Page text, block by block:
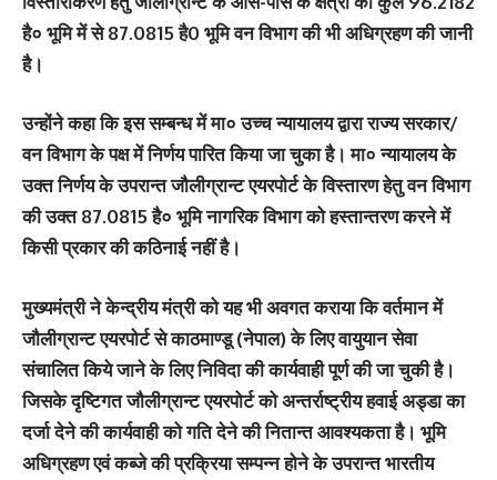
है० भूमि में से 87.0815 है0 भूमि वन विभाग की भी अधिग्रहण की जानी
है।
उन्होंने कहा कि इस सम्बन्ध में मा० उच्च न्यायालय द्वारा राज्य सरकार/
वन विभाग के पक्ष में निर्णय पारित किया जा चुका है। मा० न्यायालय के
उक्त निर्णय के उपरान्त जौलीग्रान्ट एयरपोर्ट के विस्तारण हेतु वन विभाग
की उक्त 87.0815 है० भूमि नागरिक विभाग को हस्तान्तरण करने में
किसी प्रकार की कठिनाई नहीं है।
मुख्यमंत्री ने केन्द्रीय मंत्री को यह भी अवगत कराया कि वर्तमान में
जौलीग्रान्ट एयरपोर्ट से काठमाण्डू (नेपाल) के लिए वायुयान सेवा
संचालित किये जाने के लिए निविदा की कार्यवाही पूर्ण की जा चुकी है।
जिसके दृष्टिगत जौलीग्रान्ट एयरपोर्ट को अन्तर्राष्ट्रीय हवाई अड्डा का
दर्जा देने की कार्यवाही को गति देने की नितान्त आवश्यकता है। भूमि
अधिग्रहण एवं कब्जे की प्रक्रिया सम्पन्न होने के उपरान्त भारतीय